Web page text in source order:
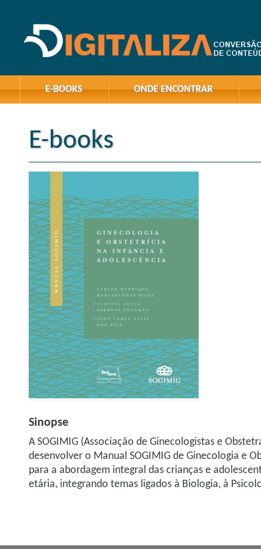
E-BOOKS ONDE ENCONTRAR
E-books
Sinopse
A SOGIMIG (Associação de Ginecologistas e
desenvolver o Manual SOGIMIG de Ginecologia e
para a abordagem integral das crianças e
etária, integrando temas ligados à Biologia, à